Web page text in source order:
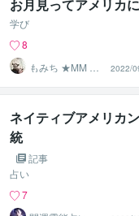
お月見ってアメリカ
学び
8
もみち ★MM EN
GLISH★
2022/
ネイティブアメリカ
統
記事
占い
7